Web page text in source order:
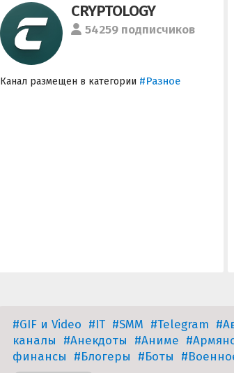
CRYPTOLOGY
54259 подписчиков
Канал размещен в категории #Разное
#GIF и Video #IT #SMM #Telegram
каналы
#Анекдоты #Аниме
финансы
#Блогеры #Боты